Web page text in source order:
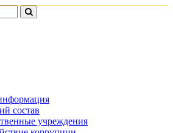
состав
учреждения